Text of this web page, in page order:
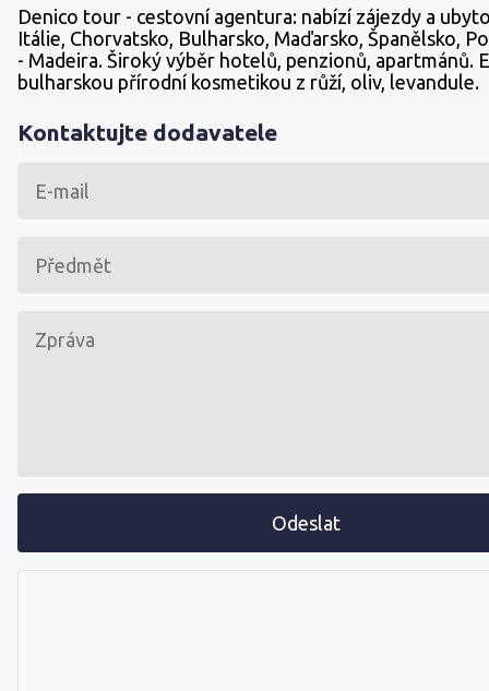
Denico tour - cestovní agentura: nabízí zájezdy a
Itálie, Chorvatsko, Bulharsko, Maďarsko, Španělsko,
- Madeira. Široký výběr hotelů, penzionů, apartmánů.
bulharskou přírodní kosmetikou z růží, oliv, levandule.
Kontaktujte dodavatele
Odeslat